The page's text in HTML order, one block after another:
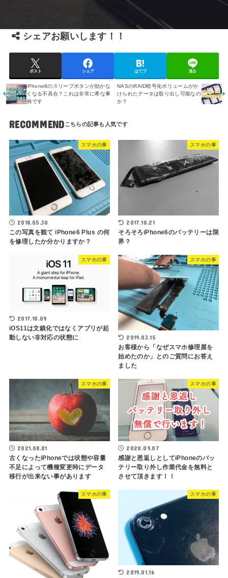
シェアお願いします！！
ポスト シェア はてブ 送る
NASのRAID暗号化ボリュームがか
けられたデータは取り出し可能なの
か？
iPhone8のスリープボタンが効かな
くなる不具合？これは非常に希な事
例です
RECOMMEND
スマホの事
2018.05.30
この写真を観て iPhone6 Plus の何
を修理したか分かりますか？
スマホの事
2017.10.21
そろそろiPhone6のバッテリーは限
界？
スマホの事
2017.10.09
iOS11は文鎮化ではなくアプリが起
動しない非対応の状態に
スマホの事
2019.03.15
お客様から「なぜスマホ修理屋を
始めたのか」とのご質問にお答え
ました
スマホの事
2021.08.01
古くなったiPhoneでは状態や容量
不足によって機種変更時にデータ
移行が出来ない事があります
スマホの事
2020.09.07
感謝と恩返しとしてiPhoneのバッ
テリー取り外し作業代金を無料と
させて頂きます！！
スマホの事 スマホの事
2019.01.16